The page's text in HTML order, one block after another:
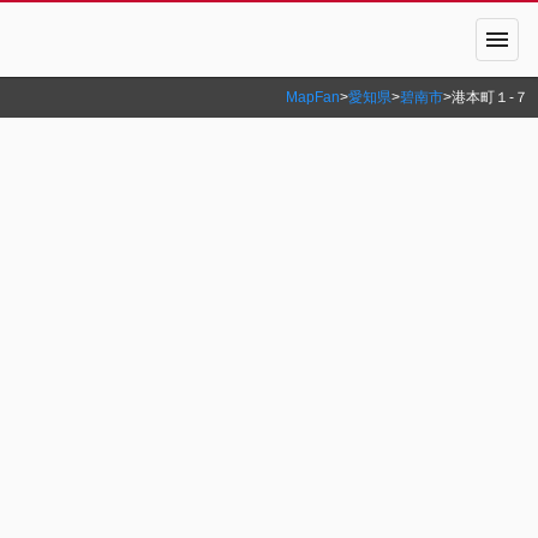
menu
MapFan>愛知県>碧南市>港本町１‐７